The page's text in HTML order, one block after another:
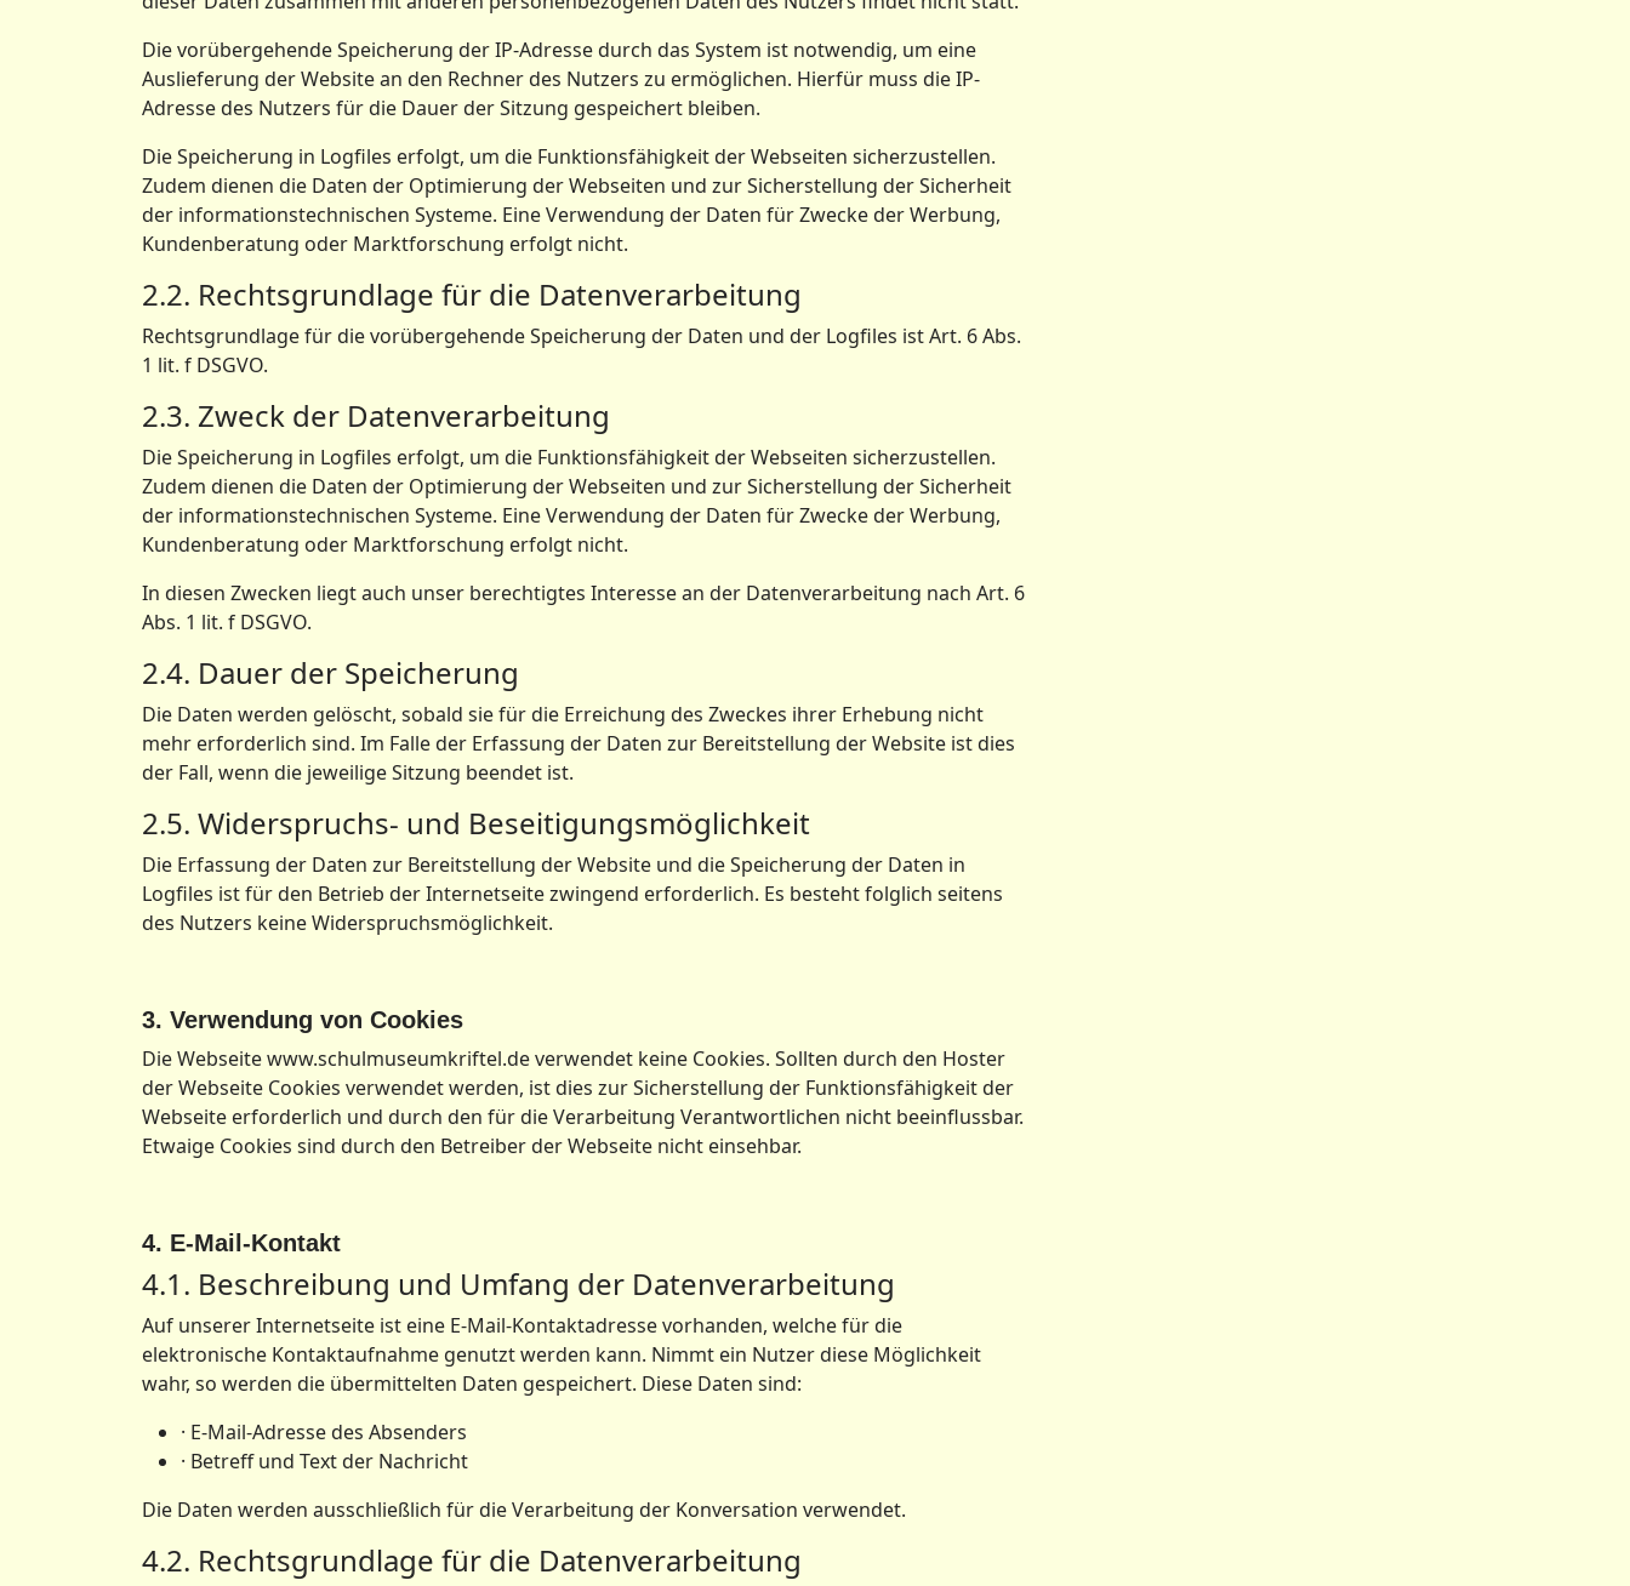
Die vorübergehende Speicherung der IP-Adresse durch das System ist notwendig, um eine
Auslieferung der Website an den Rechner des Nutzers zu ermöglichen. Hierfür muss die IP-
Adresse des Nutzers für die Dauer der Sitzung gespeichert bleiben.
Die Speicherung in Logfiles erfolgt, um die Funktionsfähigkeit der Webseiten sicherzustellen.
Zudem dienen die Daten der Optimierung der Webseiten und zur Sicherstellung der Sicherheit
der informationstechnischen Systeme. Eine Verwendung der Daten für Zwecke der Werbung,
Kundenberatung oder Marktforschung erfolgt nicht.
2.2. Rechtsgrundlage für die Datenverarbeitung
Rechtsgrundlage für die vorübergehende Speicherung der Daten und der Logfiles ist Art. 6 Abs.
1 lit. f DSGVO.
2.3. Zweck der Datenverarbeitung
Die Speicherung in Logfiles erfolgt, um die Funktionsfähigkeit der Webseiten sicherzustellen.
Zudem dienen die Daten der Optimierung der Webseiten und zur Sicherstellung der Sicherheit
der informationstechnischen Systeme. Eine Verwendung der Daten für Zwecke der Werbung,
Kundenberatung oder Marktforschung erfolgt nicht.
In diesen Zwecken liegt auch unser berechtigtes Interesse an der Datenverarbeitung nach Art. 6
Abs. 1 lit. f DSGVO.
2.4. Dauer der Speicherung
Die Daten werden gelöscht, sobald sie für die Erreichung des Zweckes ihrer Erhebung nicht
mehr erforderlich sind. Im Falle der Erfassung der Daten zur Bereitstellung der Website ist dies
der Fall, wenn die jeweilige Sitzung beendet ist.
2.5. Widerspruchs- und Beseitigungsmöglichkeit
Die Erfassung der Daten zur Bereitstellung der Website und die Speicherung der Daten in
Logfiles ist für den Betrieb der Internetseite zwingend erforderlich. Es besteht folglich seitens
des Nutzers keine Widerspruchsmöglichkeit.
3. Verwendung von Cookies
Die Webseite www.schulmuseumkriftel.de verwendet keine Cookies. Sollten durch den Hoster
der Webseite Cookies verwendet werden, ist dies zur Sicherstellung der Funktionsfähigkeit der
Webseite erforderlich und durch den für die Verarbeitung Verantwortlichen nicht beeinflussbar.
Etwaige Cookies sind durch den Betreiber der Webseite nicht einsehbar.
4. E-Mail-Kontakt
4.1. Beschreibung und Umfang der Datenverarbeitung
Auf unserer Internetseite ist eine E-Mail-Kontaktadresse vorhanden, welche für die
elektronische Kontaktaufnahme genutzt werden kann. Nimmt ein Nutzer diese Möglichkeit
wahr, so werden die übermittelten Daten gespeichert. Diese Daten sind:
· E-Mail-Adresse des Absenders
· Betreff und Text der Nachricht
Die Daten werden ausschließlich für die Verarbeitung der Konversation verwendet.
4.2. Rechtsgrundlage für die Datenverarbeitung